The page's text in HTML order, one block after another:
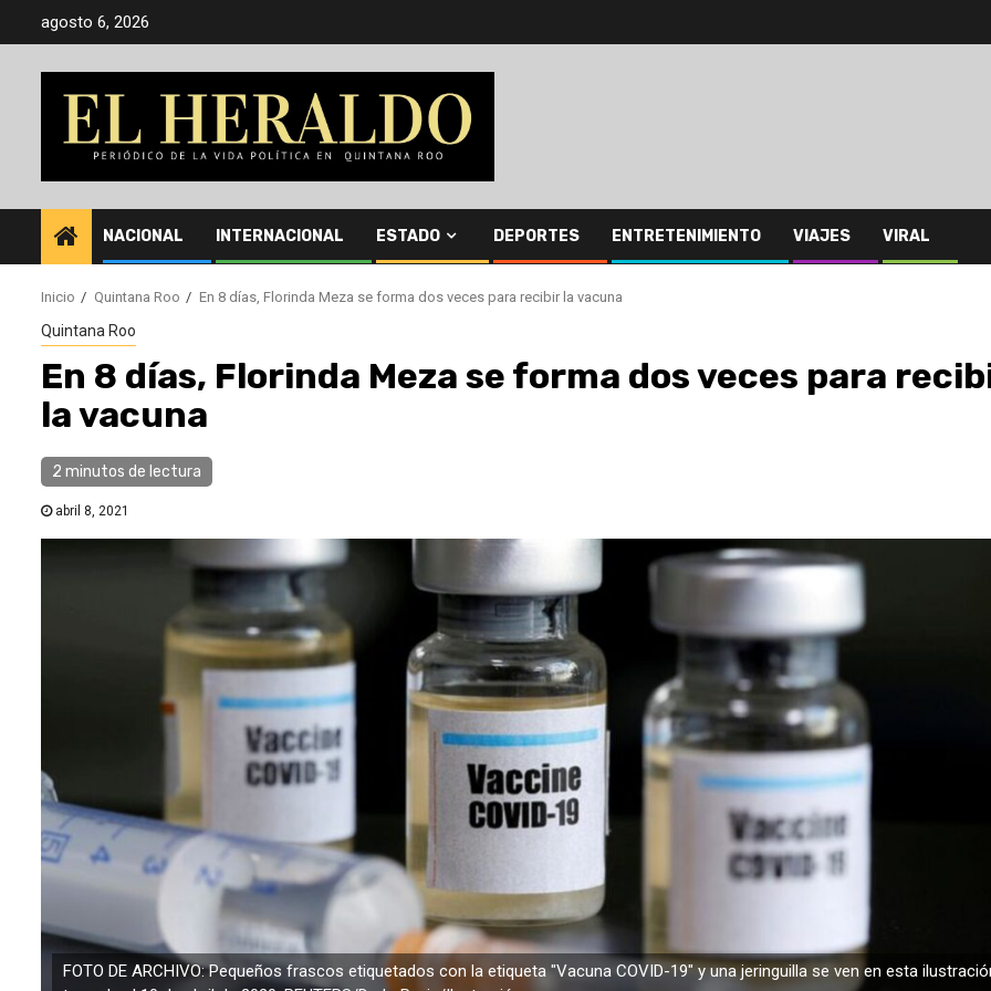
agosto 6, 2026
NACIONAL INTERNACIONAL ESTADO DEPORTES ENTRETENIMIENTO VIAJES VIRAL
Inicio Quintana Roo En 8 días, Florinda Meza se forma dos veces para recibir la vacuna
Quintana Roo
En 8 días, Florinda Meza se forma dos veces para
la vacuna
2 minutos de lectura
abril 8, 2021
FOTO DE ARCHIVO: Pequeños frascos etiquetados con la etiqueta "Vacuna COVID-19" y una jeringuilla se ven en esta